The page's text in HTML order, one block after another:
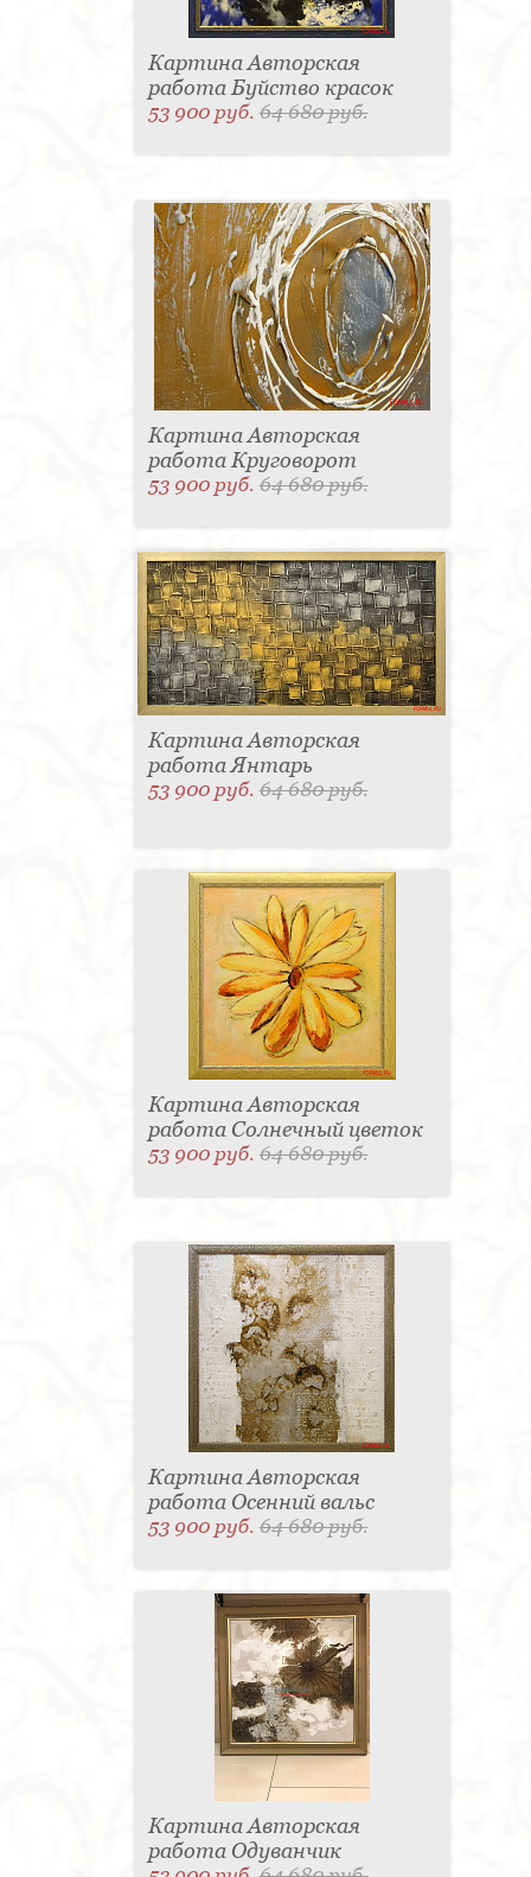
Картина Авторская
работа Буйство красок
53 900 руб.64 680 руб.
Картина Авторская
работа Круговорот
53 900 руб.64 680 руб.
Картина Авторская
работа Янтарь
53 900 руб.64 680 руб.
Картина Авторская
работа Солнечный цветок
53 900 руб.64 680 руб.
Картина Авторская
работа Осенний вальс
53 900 руб.64 680 руб.
Картина Авторская
работа Одуванчик